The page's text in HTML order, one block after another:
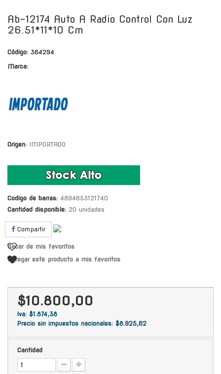
Ab-12174 Auto A Radio Control Con Luz
26.51*11*10 Cm
Código: 364294
Marca:
Origen: IMPORTADO
Codigo de barras: 4894653121740
Cantidad disponible: 20 unidades
Compartir
Sacar de mis favoritos
Agregar este producto a mis favoritos
$10.800,00
Iva: $1.874,38
Precio sin impuestos nacionales: $8.925,62
Cantidad